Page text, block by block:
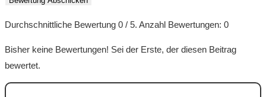
Durchschnittliche Bewertung 0 / 5. Anzahl Bewertungen: 0
Bisher keine Bewertungen! Sei der Erste, der diesen Beitrag
bewertet.